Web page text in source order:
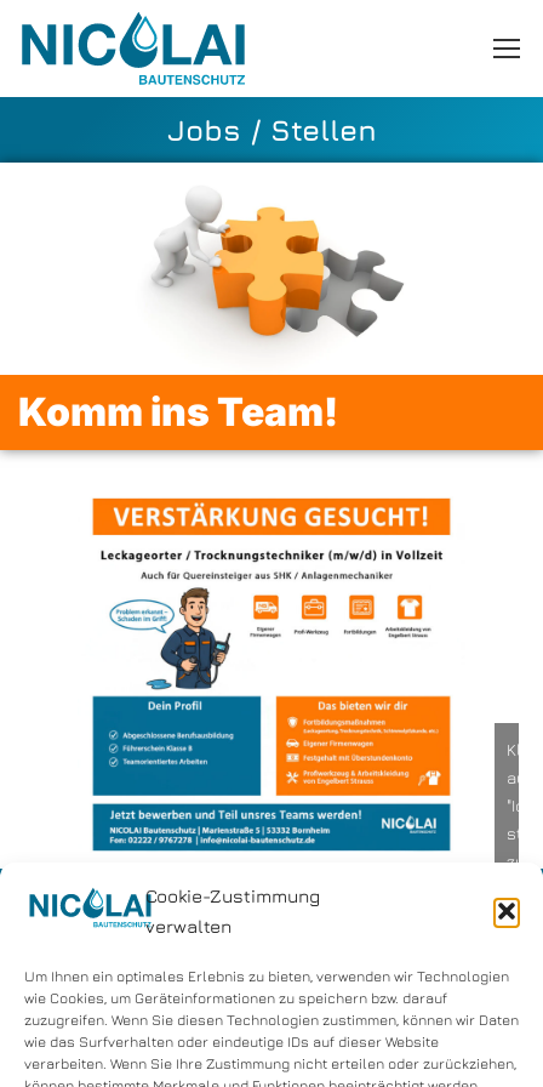
Cookie-Zustimmung
verwalten
Um Ihnen ein optimales Erlebnis zu bieten, verwenden wir Technologien
wie Cookies, um Geräteinformationen zu speichern bzw. darauf
zuzugreifen. Wenn Sie diesen Technologien zustimmen, können wir Daten
wie das Surfverhalten oder eindeutige IDs auf dieser Website
verarbeiten. Wenn Sie Ihre Zustimmung nicht erteilen oder zurückziehen,
Jobs / Stellen
Komm ins Team!
Nicolai Bautenschutz
Stephan Nicolai | Inhaber
auf
"Ich
zu",
zu